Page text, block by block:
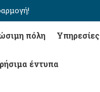
πόλη Υπηρεσίες
έντυπα